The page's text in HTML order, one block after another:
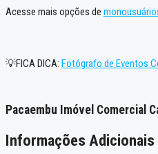
Acesse mais opções de
💡FICA DICA: Fotógrafo de Eventos
Pacaembu Imóvel Comercial
Informações Adicionais